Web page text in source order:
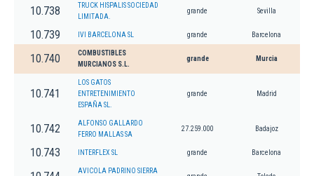
10.738
TRUCK HISPALIS SOCIEDAD
LIMITADA.
grande Sevilla
10.739 IVI BARCELONA SL grande Barcelona
10.740
COMBUSTIBLES
MURCIANOS S.L.
grande Murcia
10.741
LOS GATOS
ENTRETENIMIENTO
ESPAÑA SL.
grande Madrid
10.742
ALFONSO GALLARDO
FERRO MALLAS SA
27.259.000 Badajoz
10.743 INTERFLEX SL grande Barcelona
AVICOLA PADRINO SIERRA